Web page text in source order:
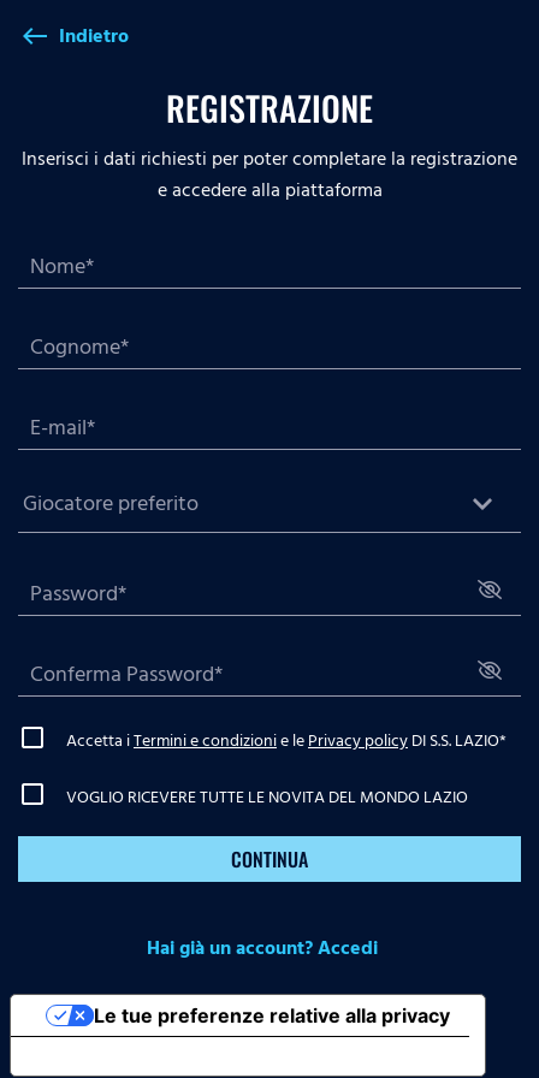
west Indietro
REGISTRAZIONE
Inserisci i dati richiesti per poter completare la registrazione
e accedere alla piattaforma
Accetta iTermini e condizionie lePrivacy policyDI S.S. LAZIO*
VOGLIO RICEVERE TUTTE LE NOVITA DEL MONDO LAZIO
CONTINUA
Hai già un account? Accedi
Le tue preferenze relative alla privacy